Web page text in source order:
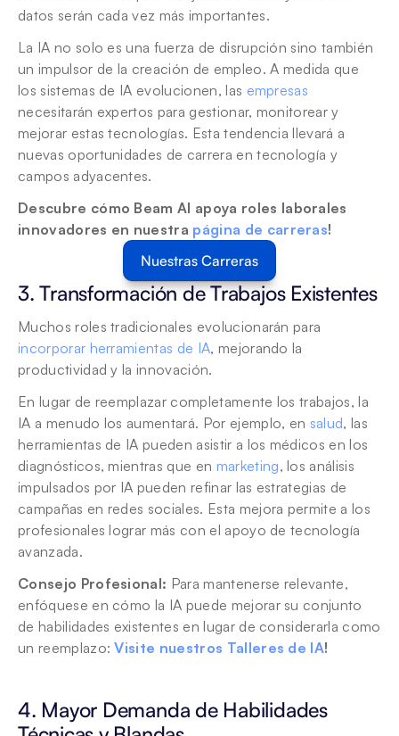
datos serán cada vez más importantes.
La IA no solo es una fuerza de disrupción sino también
un impulsor de la creación de empleo. A medida que
los sistemas de IA evolucionen, las empresas
necesitarán expertos para gestionar, monitorear y
mejorar estas tecnologías. Esta tendencia llevará a
nuevas oportunidades de carrera en tecnología y
campos adyacentes.
Descubre cómo Beam AI apoya roles laborales
innovadores en nuestra página de carreras!
Nuestras Carreras
3. Transformación de Trabajos Existentes
incorporar herramientas de IA, mejorando la
productividad y la innovación.
En lugar de reemplazar completamente los trabajos, la
IA a menudo los aumentará. Por ejemplo, en salud, las
herramientas de IA pueden asistir a los médicos en los
diagnósticos, mientras que en marketing, los análisis
impulsados por IA pueden refinar las estrategias de
campañas en redes sociales. Esta mejora permite a los
profesionales lograr más con el apoyo de tecnología
avanzada.
Consejo Profesional: Para mantenerse relevante,
enfóquese en cómo la IA puede mejorar su conjunto
de habilidades existentes en lugar de considerarla como
un reemplazo: Visite nuestros Talleres de IA!
4. Mayor Demanda de Habilidades